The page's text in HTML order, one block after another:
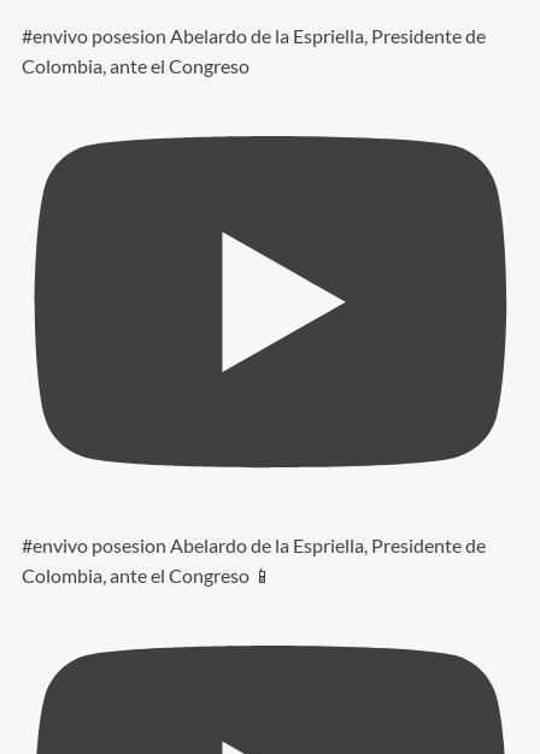
#envivo posesion Abelardo de la Espriella, Presidente de
Colombia, ante el Congreso
#envivo posesion Abelardo de la Espriella, Presidente de
Colombia, ante el Congreso 📱